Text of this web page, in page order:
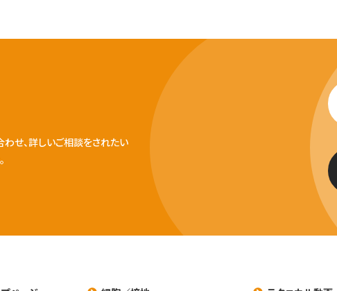
せ、詳しいご相談をされたい